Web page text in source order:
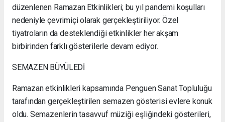
düzenlenen Ramazan Etkinlikleri; bu yıl pandemi koşulları
nedeniyle çevrimiçi olarak gerçekleştiriliyor. Özel
tiyatroların da desteklendiği etkinlikler her akşam
birbirinden farklı gösterilerle devam ediyor.
SEMAZEN BÜYÜLEDİ
Ramazan etkinlikleri kapsamında Penguen Sanat Topluluğu
tarafından gerçekleştirilen semazen gösterisi evlere konuk
oldu. Semazenlerin tasavvuf müziği eşliğindeki gösterileri,